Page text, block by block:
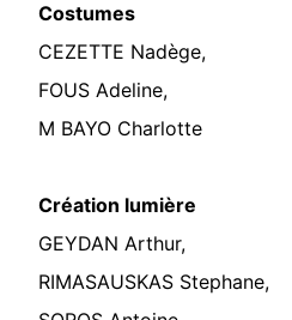
Costumes
CEZETTE Nadège,
FOUS Adeline,
M BAYO Charlotte
Création lumière
GEYDAN Arthur,
RIMASAUSKAS Stephane,